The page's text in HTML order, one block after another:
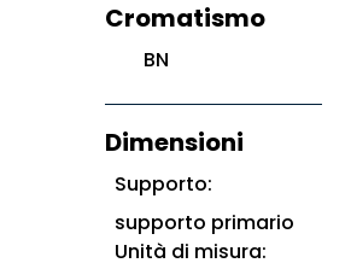
Cromatismo
BN
Dimensioni
Supporto:
supporto primario
Unità di misura: